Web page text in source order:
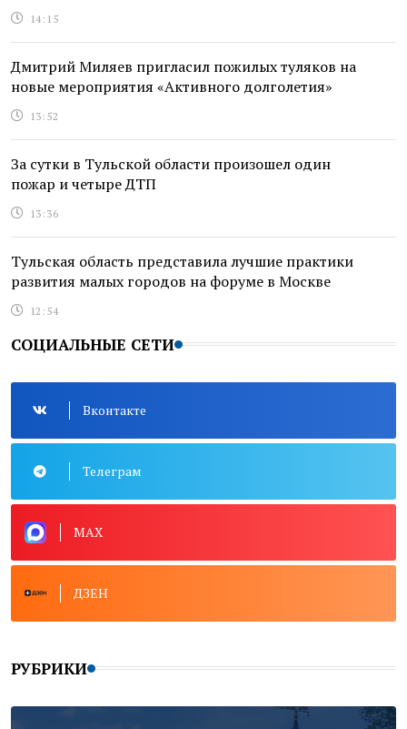
14:15
Дмитрий Миляев пригласил пожилых туляков на
новые мероприятия «Активного долголетия»
13:52
За сутки в Тульской области произошел один
пожар и четыре ДТП
13:36
Тульская область представила лучшие практики
развития малых городов на форуме в Москве
12:54
СОЦИАЛЬНЫЕ СЕТИ
Вконтакте
Телеграм
MAX
ДЗЕН
РУБРИКИ